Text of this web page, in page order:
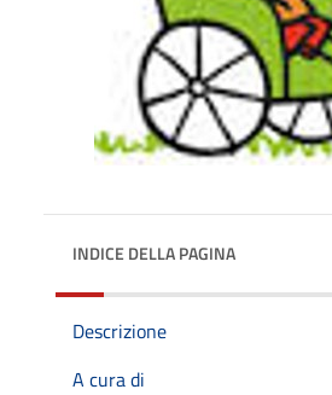
INDICE DELLA PAGINA
Descrizione
A cura di